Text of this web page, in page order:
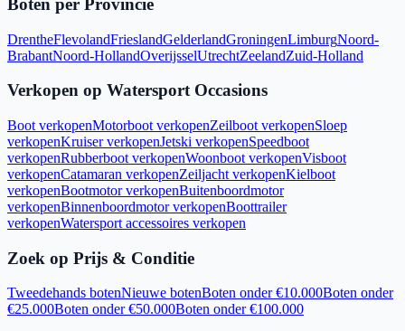
Boten per Provincie
DrentheFlevolandFrieslandGelderlandGroningenLimburgNoord-
BrabantNoord-HollandOverijsselUtrechtZeelandZuid-Holland
Verkopen op Watersport Occasions
Boot verkopenMotorboot verkopenZeilboot verkopenSloep
verkopenKruiser verkopenJetski verkopenSpeedboot
verkopenRubberboot verkopenWoonboot verkopenVisboot
verkopenCatamaran verkopenZeiljacht verkopenKielboot
verkopenBootmotor verkopenBuitenboordmotor
verkopenBinnenboordmotor verkopenBoottrailer
verkopenWatersport accessoires verkopen
Zoek op Prijs & Conditie
Tweedehands botenNieuwe botenBoten onder €10.000Boten onder
€25.000Boten onder €50.000Boten onder €100.000